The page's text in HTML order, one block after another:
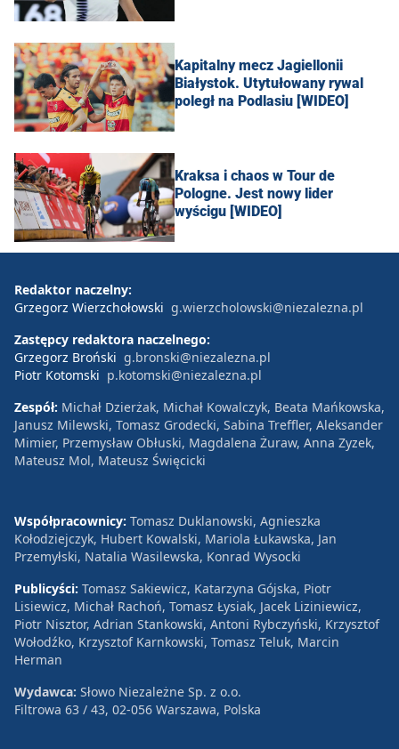
Kapitalny mecz Jagiellonii
Białystok. Utytułowany rywal
poległ na Podlasiu [WIDEO]
Kraksa i chaos w Tour de
Pologne. Jest nowy lider
wyścigu [WIDEO]
Redaktor naczelny:
Grzegorz Wierzchołowski g.wierzcholowski@niezalezna.pl
Zastępcy redaktora naczelnego:
Grzegorz Broński g.bronski@niezalezna.pl
Piotr Kotomski p.kotomski@niezalezna.pl
Zespół: Michał Dzierżak, Michał Kowalczyk, Beata Mańkowska,
Janusz Milewski, Tomasz Grodecki, Sabina Treffler, Aleksander
Mimier, Przemysław Obłuski, Magdalena Żuraw, Anna Zyzek,
Mateusz Mol, Mateusz Święcicki
Współpracownicy: Tomasz Duklanowski, Agnieszka
Kołodziejczyk, Hubert Kowalski, Mariola Łukawska, Jan
Przemyłski, Natalia Wasilewska, Konrad Wysocki
Publicyści: Tomasz Sakiewicz, Katarzyna Gójska, Piotr
Lisiewicz, Michał Rachoń, Tomasz Łysiak, Jacek Liziniewicz,
Piotr Nisztor, Adrian Stankowski, Antoni Rybczyński, Krzysztof
Wołodźko, Krzysztof Karnkowski, Tomasz Teluk, Marcin
Herman
Wydawca: Słowo Niezależne Sp. z o.o.
Filtrowa 63 / 43, 02-056 Warszawa, Polska